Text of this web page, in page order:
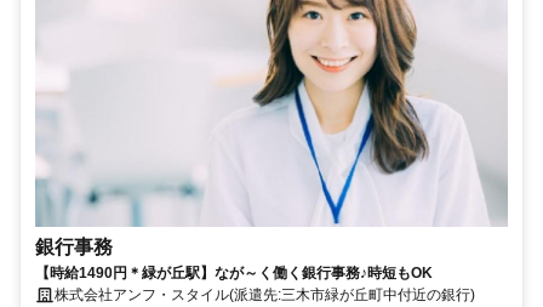
銀行事務
【時給1490円＊緑が丘駅】なが～く働く銀行事務♪時短もOK
株式会社アンフ・スタイル(派遣先:三木市緑が丘町中付近の銀行)